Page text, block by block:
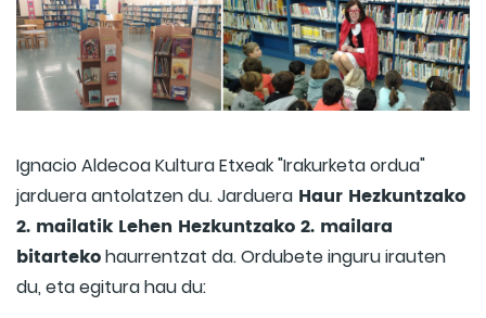
Ignacio Aldecoa Kultura Etxeak "Irakurketa ordua"
jarduera antolatzen du. Jarduera Haur Hezkuntzako
2. mailatik Lehen Hezkuntzako 2. mailara
bitartekohaurrentzat da. Ordubete inguru irauten
du, eta egitura hau du: